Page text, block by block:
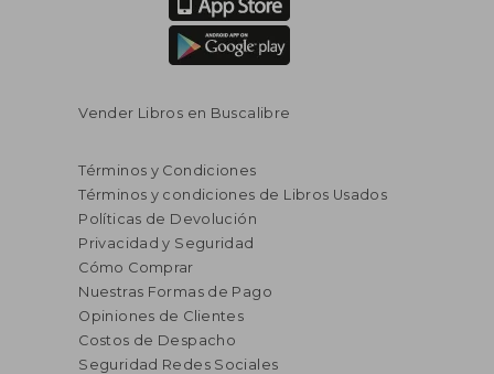
51%
dcto.
S/ 171,90
S/ 84,06
Vender Libros en Buscalibre
Términos y Condiciones
Términos y condiciones de Libros Usados
Políticas de Devolución
Privacidad y Seguridad
Cómo Comprar
Nuestras Formas de Pago
Opiniones de Clientes
Costos de Despacho
Seguridad Redes Sociales